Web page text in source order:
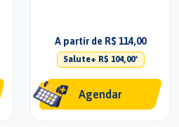
A partir de R$ 114,00
Salute+ R$ 104,00*
Agendar